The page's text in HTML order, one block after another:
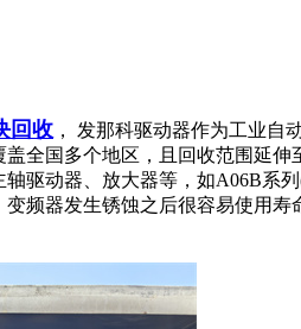
回收 ， 发那科驱动器作为工业自
全国多个地区，且回收范围延
动器、放大器等，如A06B系列
频器发生锈蚀之后很容易使用